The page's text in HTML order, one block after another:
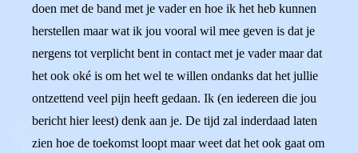
doen met de band met je vader en hoe ik het heb kunnen
herstellen maar wat ik jou vooral wil mee geven is dat je
nergens tot verplicht bent in contact met je vader maar dat
het ook oké is om het wel te willen ondanks dat het jullie
ontzettend veel pijn heeft gedaan. Ik (en iedereen die jou
bericht hier leest) denk aan je. De tijd zal inderdaad laten
zien hoe de toekomst loopt maar weet dat het ook gaat om